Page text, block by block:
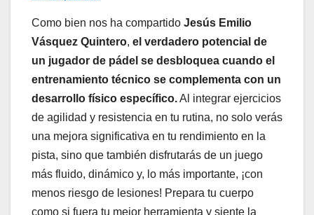
Como bien nos ha compartido Jesús Emilio
Vásquez Quintero, el verdadero potencial de
un jugador de pádel se desbloquea cuando el
entrenamiento técnico se complementa con un
desarrollo físico específico.Al integrar ejercicios
de agilidad y resistencia en tu rutina, no solo verás
una mejora significativa en tu rendimiento en la
pista, sino que también disfrutarás de un juego
más fluido, dinámico y, lo más importante, ¡con
menos riesgo de lesiones! Prepara tu cuerpo
como si fuera tu mejor herramienta y siente la